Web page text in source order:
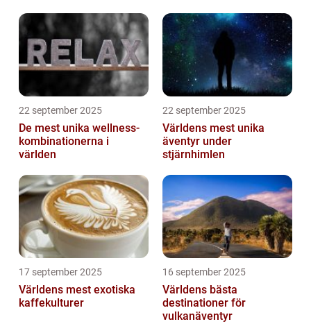
22 september 2025
De mest unika wellness-
kombinationerna i
världen
22 september 2025
Världens mest unika
äventyr under
stjärnhimlen
17 september 2025
Världens mest exotiska
kaffekulturer
16 september 2025
Världens bästa
destinationer för
vulkanäventyr